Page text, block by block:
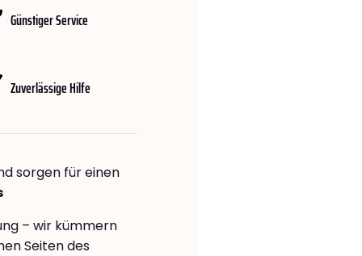
Günstiger Service
Zuverlässige Hilfe
sorgen für einen
– wir kümmern
Seiten des